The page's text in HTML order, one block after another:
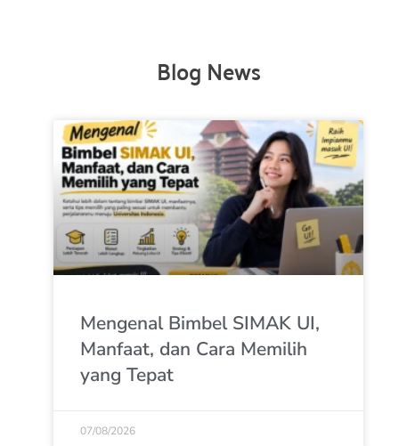
Blog News
Mengenal Bimbel SIMAK UI,
Manfaat, dan Cara Memilih
yang Tepat
07/08/2026